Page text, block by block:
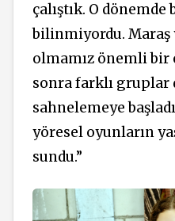
çalıştık. O
bilinmiyordu.
olmamız önemli bir
sonra farklı gruplar
sahnelemeye
yöresel oyunların
sundu.”